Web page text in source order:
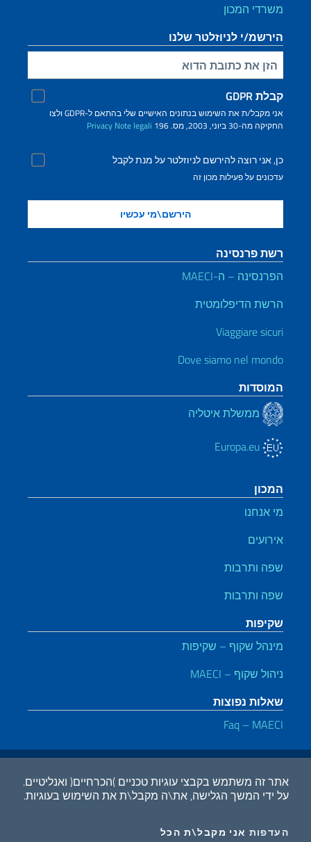
אתר זה משתמש בקבצי עוגיות טכניים )הכרחיים( ואנליטיים.
על ידי המשך הגלישה, את\ה מקבל\ת את השימוש בעוגיות.
העדפותCOOKIES
אני מקבל\ת הכלI COOKIES
משרדי המכון
הירשמ/י לניוזלטר שלנו
הזינ/י את כתובת הדוא"ל שלך
קבלת GDPR
אני מקבל/ת את השימוש בנתונים האישיים שלי בהתאם ל-GDPR ולצו
החקיקה מה-30 ביוני, 2003, מס. 196
Privacy Note legali
כן, אני רוצה להירשם לניוזלטר על מנת לקבל
עדכונים על פעילות מכון זה
רשת פרנסינה
הפרנסינה – ה-MAECI
הרשת הדיפלומטית
Viaggiare sicuri
Dove siamo nel mondo
המוסדות
ממשלת איטליה
המכון
מי אנחנו
אירועים
שפה ותרבות
שפה ותרבות
שקיפות
מינהל שקוף – שקיפות
ניהול שקוף – MAECI
שאלות נפוצות
Faq – MAECI
קישורים שימושיים
Note legali
Privacy e cookie policy
Dichiarazione di accessibilità
2026 זכויות יוצרים משרד החוץ ושיתוף הפעולה הבינלאומי